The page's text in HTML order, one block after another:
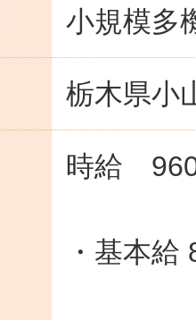
小規模多
栃木県小
時給
・基本給